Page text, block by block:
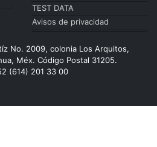
TEST DATA
Avisos de privacidad
No. 2009, colonia Los Arquitos,
Méx. Código Postal 31205.
(614) 201 33 00